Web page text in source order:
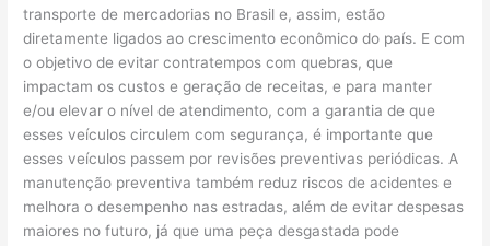
transporte de mercadorias no Brasil e, assim, estão
diretamente ligados ao crescimento econômico do país. E com
o objetivo de evitar contratempos com quebras, que
impactam os custos e geração de receitas, e para manter
e/ou elevar o nível de atendimento, com a garantia de que
esses veículos circulem com segurança, é importante que
esses veículos passem por revisões preventivas periódicas. A
manutenção preventiva também reduz riscos de acidentes e
melhora o desempenho nas estradas, além de evitar despesas
maiores no futuro, já que uma peça desgastada pode